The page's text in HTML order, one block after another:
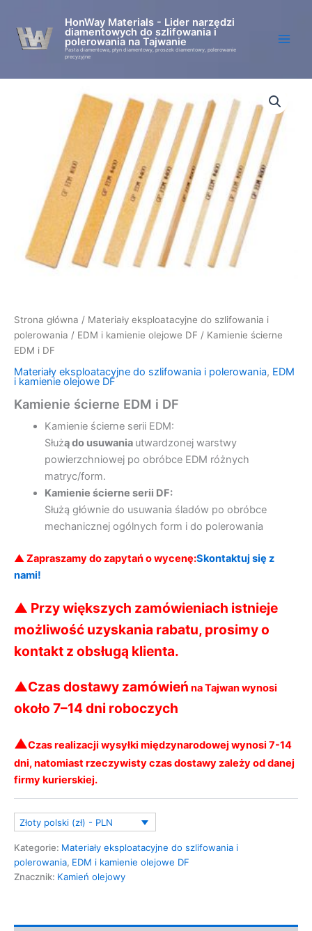
treści
HonWay Materials - Lider narzędzi
diamentowych do szlifowania i
polerowania na Tajwanie
Pasta diamentowa, płyn diamentowy, proszek diamentowy, polerowanie
precyzyjne
Strona główna / Materiały eksploatacyjne do szlifowania i
polerowania / EDM i kamienie olejowe DF / Kamienie ścierne
EDM i DF
Materiały eksploatacyjne do szlifowania i polerowania, EDM
i kamienie olejowe DF
Kamienie ścierne EDM i DF
Kamienie ścierne serii EDM:
Służą do usuwania utwardzonej warstwy
powierzchniowej po obróbce EDM różnych
matryc/form.
Kamienie ścierne serii DF:
Służą głównie do usuwania śladów po obróbce
mechanicznej ogólnych form i do polerowania
▲ Zapraszamy do zapytań o wycenę:Skontaktuj się z
nami!
▲ Przy większych zamówieniach istnieje
możliwość uzyskania rabatu, prosimy o
kontakt z obsługą klienta.
▲Czas dostawy zamówień na Tajwan wynosi
około 7–14 dni roboczych
▲Czas realizacji wysyłki międzynarodowej wynosi 7-14
dni, natomiast rzeczywisty czas dostawy zależy od danej
firmy kurierskiej.
Złoty polski (zł) - PLN
Kategorie: Materiały eksploatacyjne do szlifowania i
polerowania, EDM i kamienie olejowe DF
Znacznik: Kamień olejowy